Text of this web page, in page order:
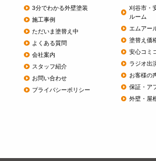
3分でわかる外壁塗装
施工事例
ただいま塗替え中
よくある質問
会社案内
スタッフ紹介
お問い合わせ
プライバシーポリシー
刈谷市・
ルーム
エムアー
塗替え価
安心コミ
ラジオ出
お客様の
保証・ア
外壁・屋